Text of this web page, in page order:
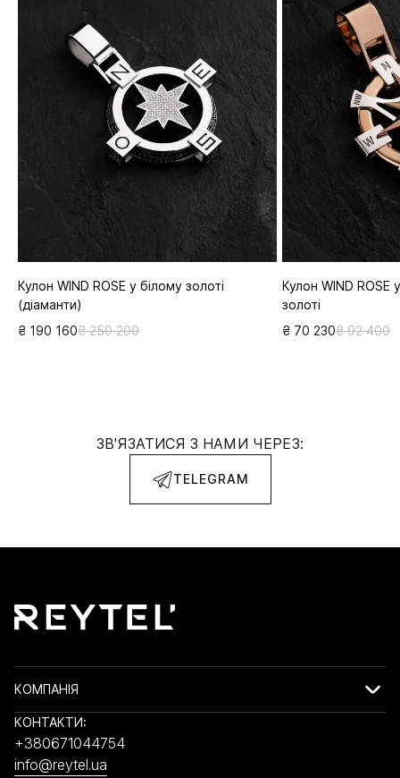
Кулон WIND ROSE у білому золоті
(діаманти)
₴ 190 160₴ 250 200
Кулон WIND
золоті
₴ 70 230₴ 92 400
ЗВ'ЯЗАТИСЯ З НАМИ ЧЕРЕЗ:
TELEGRAM
КОМПАНІЯ
КОНТАКТИ:
+380671044754
info@reytel.ua